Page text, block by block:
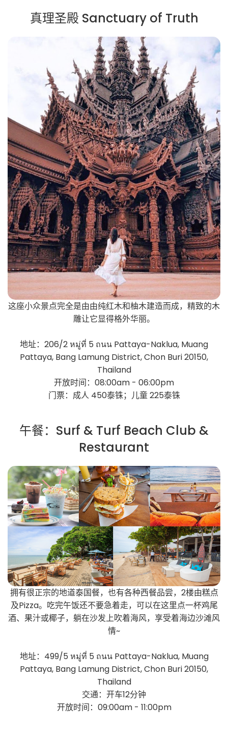
真理圣殿 Sanctuary of Truth
这座小众景点完全是由由纯红木和柚木建造而成，精致的木
雕让它显得格外华丽。
地址：206/2 หมู่ที่ 5 ถนน Pattaya-Naklua, Muang
Pattaya, Bang Lamung District, Chon Buri 20150,
Thailand
开放时间：08:00am - 06:00pm
门票：成人 450泰铢；儿童 225泰铢
午餐：Surf & Turf Beach Club &
Restaurant
拥有很正宗的地道泰国餐，也有各种西餐品尝，2楼由糕点
及Pizza。吃完午饭还不要急着走，可以在这里点一杯鸡尾
酒、果汁或椰子，躺在沙发上吹着海风，享受着海边沙滩风
情~
地址：499/5 หมู่ที่ 5 ถนน Pattaya-Naklua, Muang
Pattaya, Bang Lamung District, Chon Buri 20150,
Thailand
交通：开车12分钟
开放时间：09:00am - 11:00pm